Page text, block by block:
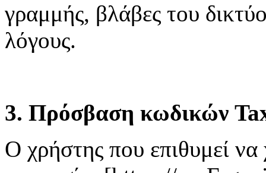
γραμμής, βλάβες του
λόγους.
3. Πρόσβαση κωδικών
Ο χρήστης που επιθυμεί να